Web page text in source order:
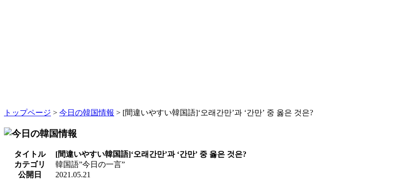
トップページ > 今日の韓国情報 > [間違いやすい韓国語]‘오래간만’과 ‘간만’ 중 옳은 것은?
タイトル
[間違いやすい韓国語]‘오래간만’과 ‘간만’ 중 옳은 것은?
カテゴリ
韓国語”今日の一言”
公開日
2021.05.21